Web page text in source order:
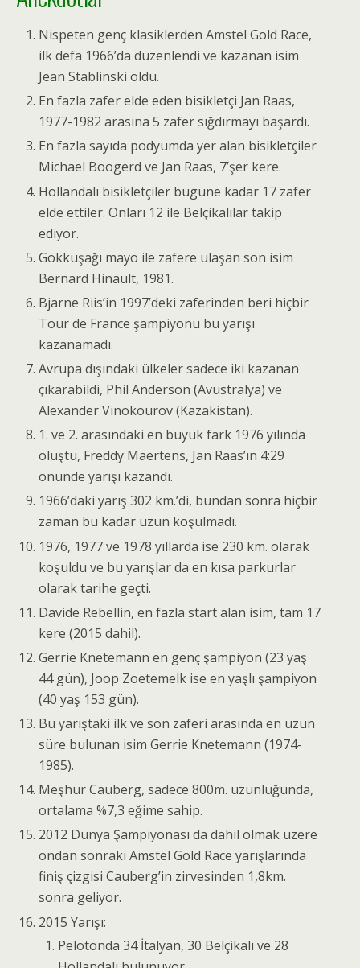
Nispeten genç klasiklerden Amstel Gold Race,
ilk defa 1966’da düzenlendi ve kazanan isim
Jean Stablinski oldu.
En fazla zafer elde eden bisikletçi Jan Raas,
1977-1982 arasına 5 zafer sığdırmayı başardı.
En fazla sayıda podyumda yer alan bisikletçiler
Michael Boogerd ve Jan Raas, 7’şer kere.
Hollandalı bisikletçiler bugüne kadar 17 zafer
elde ettiler. Onları 12 ile Belçikalılar takip
ediyor.
Gökkuşağı mayo ile zafere ulaşan son isim
Bernard Hinault, 1981.
Bjarne Riis’in 1997’deki zaferinden beri hiçbir
Tour de France şampiyonu bu yarışı
kazanamadı.
Avrupa dışındaki ülkeler sadece iki kazanan
çıkarabildi, Phil Anderson (Avustralya) ve
Alexander Vinokourov (Kazakistan).
1. ve 2. arasındaki en büyük fark 1976 yılında
oluştu, Freddy Maertens, Jan Raas’ın 4:29
önünde yarışı kazandı.
1966’daki yarış 302 km.’di, bundan sonra hiçbir
zaman bu kadar uzun koşulmadı.
1976, 1977 ve 1978 yıllarda ise 230 km. olarak
koşuldu ve bu yarışlar da en kısa parkurlar
olarak tarihe geçti.
Davide Rebellin, en fazla start alan isim, tam 17
kere (2015 dahil).
Gerrie Knetemann en genç şampiyon (23 yaş
44 gün), Joop Zoetemelk ise en yaşlı şampiyon
(40 yaş 153 gün).
Bu yarıştaki ilk ve son zaferi arasında en uzun
süre bulunan isim Gerrie Knetemann (1974-
1985).
Meşhur Cauberg, sadece 800m. uzunluğunda,
ortalama %7,3 eğime sahip.
2012 Dünya Şampiyonası da dahil olmak üzere
ondan sonraki Amstel Gold Race yarışlarında
finiş çizgisi Cauberg’in zirvesinden 1,8km.
sonra geliyor.
2015 Yarışı:
Pelotonda 34 İtalyan, 30 Belçikalı ve 28